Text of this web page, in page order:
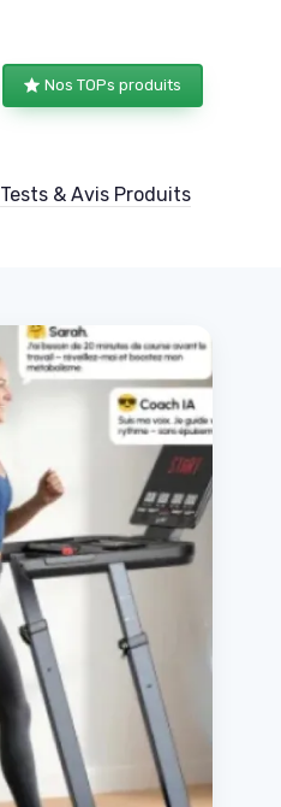
Nos TOPs produits
Tests & Avis Produits